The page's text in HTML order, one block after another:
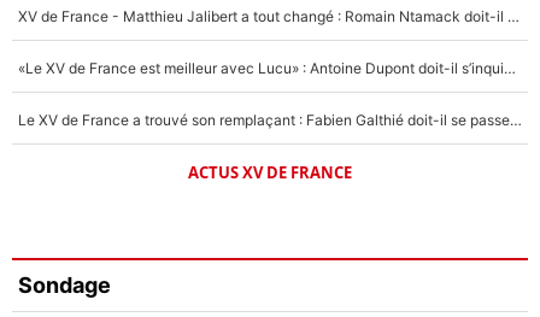
XV de France - Matthieu Jalibert a tout changé : Romain Ntamack doit-il s’inquiéter pour sa place à un an de la Coupe du monde ?
«Le XV de France est meilleur avec Lucu» : Antoine Dupont doit-il s’inquiéter pour sa place ?
Le XV de France a trouvé son remplaçant : Fabien Galthié doit-il se passer d'Antoine Dupont ?
ACTUS XV DE FRANCE
Sondage